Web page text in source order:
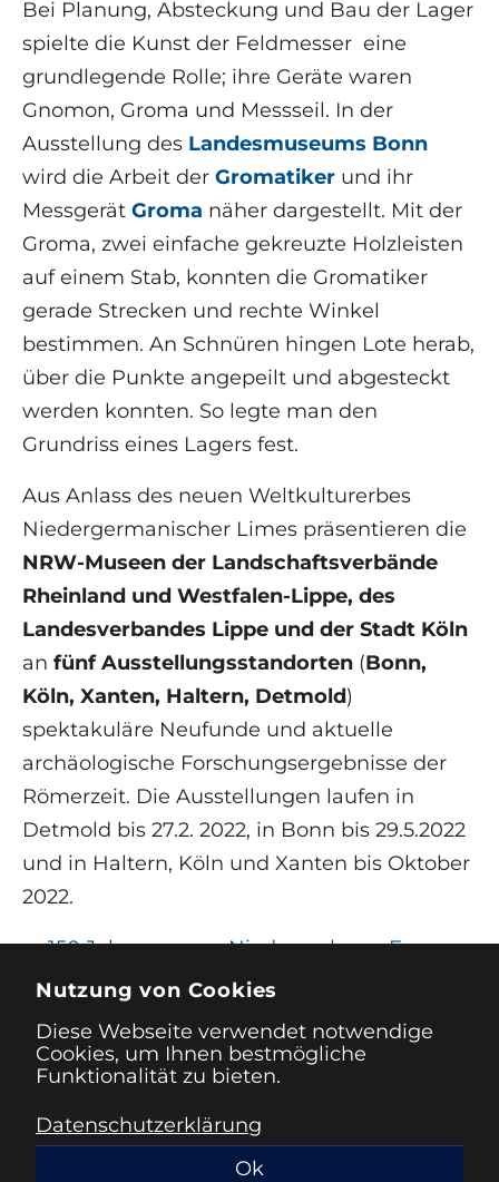
Nutzung von Cookies
Diese Webseite verwendet notwendige
Cookies, um Ihnen bestmögliche
Funktionalität zu bieten.
Datenschutzerklärung
Ok
Bei Planung, Absteckung und Bau der Lager
spielte die Kunst der Feldmesser eine
grundlegende Rolle; ihre Geräte waren
Gnomon, Groma und Messseil. In der
Ausstellung des Landesmuseums Bonn
wird die Arbeit der Gromatiker und ihr
Messgerät Groma näher dargestellt. Mit der
Groma, zwei einfache gekreuzte Holzleisten
auf einem Stab, konnten die Gromatiker
gerade Strecken und rechte Winkel
bestimmen. An Schnüren hingen Lote herab,
über die Punkte angepeilt und abgesteckt
werden konnten. So legte man den
Grundriss eines Lagers fest.
Aus Anlass des neuen Weltkulturerbes
Niedergermanischer Limes präsentieren die
NRW-Museen der Landschaftsverbände
Rheinland und Westfalen-Lippe, des
Landesverbandes Lippe und der Stadt Köln
an fünf Ausstellungsstandorten (Bonn,
Köln, Xanten, Haltern, Detmold)
spektakuläre Neufunde und aktuelle
archäologische Forschungsergebnisse der
Römerzeit. Die Ausstellungen laufen in
Detmold bis 27.2. 2022, in Bonn bis 29.5.2022
und in Haltern, Köln und Xanten bis Oktober
2022.
←150 Jahre
metrisches System
Niedersachsen, Europa
und die ganze Welt im
Impressum